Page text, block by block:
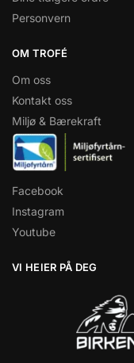
Personvern
OM TROFÉ
Om oss
Kontakt oss
Miljø & Bærekraft
Facebook
Instagram
Youtube
VI HEIER PÅ DEG